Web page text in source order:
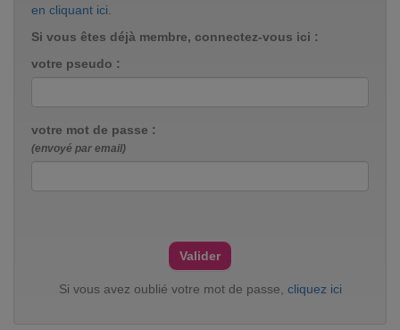
en cliquant ici
Si vous êtes déjà membre, connectez-vous ici :
votre pseudo :
votre mot de passe :
(envoyé par email)
Si vous avez oublié votre mot de passe, cliquez ici